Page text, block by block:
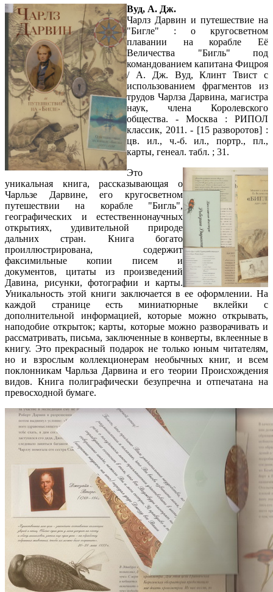
Вуд, А. Дж.
Чарлз Дарвин и путешествие на
"Бигле" : о кругосветном
плавании на корабле Её
Величества "Бигль" под
командованием капитана Фицроя
/ А. Дж. Вуд, Клинт Твист с
использованием фрагментов из
трудов Чарлза Дарвина, магистра
наук, члена Королевского
общества. - Москва : РИПОЛ
классик, 2011. - [15 разворотов] :
цв. ил., ч.-б. ил., портр., пл.,
карты, генеал. табл. ; 31.
Это
уникальная книга, рассказывающая о
Чарльзе Дарвине, его кругосветном
путешествии на корабле "Бигль",
географических и естественнонаучных
открытиях, удивительной природе
дальних стран. Книга богато
проиллюстрирована, содержит
факсимильные копии писем и
документов, цитаты из произведений
Давина, рисунки, фотографии и карты.
Уникальность этой книги заключается в ее оформлении. На
каждой странице есть миниатюрные вклейки с
дополнительной информацией, которые можно открывать,
наподобие открыток; карты, которые можно разворачивать и
рассматривать, письма, заключенные в конверты, вклеенные в
книгу. Это прекрасный подарок не только юным читателям,
но и взрослым коллекционерам необычных книг, и всем
поклонникам Чарльза Дарвина и его теории Происхождения
видов. Книга полиграфически безупречна и отпечатана на
превосходной бумаге.